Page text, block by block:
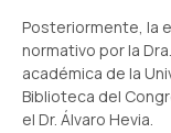
Posteriormente, la
normativo por la
académica de la
Biblioteca del
el Dr. Álvaro Hevia.